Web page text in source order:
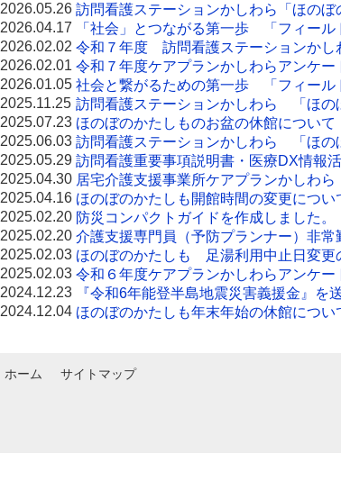
2026.05.26 訪問看護ステーションかしわら「ほのぼ
2026.04.17
「社会」とつながる第一歩 「フィー
2026.02.02 令和７年度 訪問看護ステーションか
2026.02.01 令和７年度ケアプランかしわらアンケー
2026.01.05 社会と繋がるための第一歩 「フィー
2025.11.25 訪問看護ステーションかしわら 「ほの
2025.07.23 ほのぼのかたしものお盆の休館について
2025.06.03 訪問看護ステーションかしわら 「ほの
2025.05.29 訪問看護重要事項説明書・医療DX情報
2025.04.30 居宅介護支援事業所ケアプランかしわ
2025.04.16 ほのぼのかたしも開館時間の変更につい
2025.02.20 防災コンパクトガイドを作成しました。
2025.02.20 介護支援専門員（予防プランナー）非常
2025.02.03 ほのぼのかたしも 足湯利用中止日変更
2025.02.03 令和６年度ケアプランかしわらアンケー
2024.12.23
『令和6年能登半島地震災害義援金』を
2024.12.04 ほのぼのかたしも年末年始の休館につい
ホーム サイトマップ